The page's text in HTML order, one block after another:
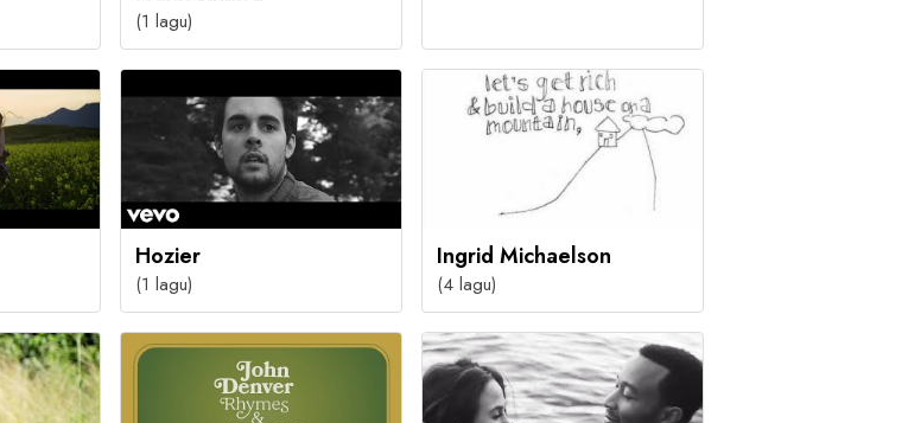
(1 lagu)
Hozier
(1 lagu)
Ingrid Michaelson
(4 lagu)